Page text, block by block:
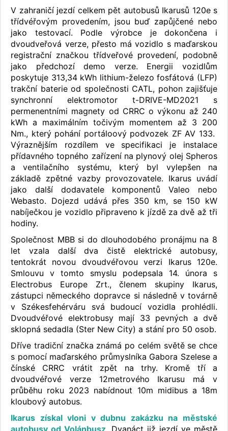
V zahraničí jezdí celkem pět autobusů Ikarusů 120e s
třídvéřovým provedením, jsou buď zapůjčené nebo
jako testovací. Podle výrobce je dokončena i
dvoudveřová verze, přesto má vozidlo s maďarskou
registrační značkou třídveřové provedení, podobně
jako předchozí demo verze. Energii vozidlům
poskytuje 313,34 kWh lithium-železo fosfátová (LFP)
trakční baterie od společnosti CATL, pohon zajišťuje
synchronní elektromotor t-DRIVE-MD2021 s
permenentními magnety od CRRC o výkonu až 240
kWh a maximálním točivým momentem až 3 200
Nm., který pohání portáloový podvozek ZF AV 133.
Výraznějším rozdílem ve specifikaci je instalace
přídavného topného zařízení na plynový olej Spheros
a ventilačního systému, který byl vylepšen na
základě zpětné vazby provozovatele. Ikarus uvádí
jako další dodavatele komponentů Valeo nebo
Webasto. Dojezd udává přes 350 km, se 150 kW
nabíječkou je vozidlo připraveno k jízdě za dvě až tři
hodiny.
Společnost MBB si do dlouhodobého pronájmu na 8
let vzala další dva čistě elektrické autobusy,
tentokrát novou dvoudvéřovou verzi Ikarus 120e.
Smlouvu v tomto smyslu podepsala 14. února s
Electrobus Europe Zrt., členem skupiny Ikarus,
zástupci německého dopravce si následně v továrně
v Székesfehérváru svá budoucí vozidla prohlédli.
Dvoudvéřové elektrobusy mají 33 pevných a dvě
sklopná sedadla (Ster New City) a stání pro 50 osob.
Dříve tradiční značka známá po celém světě se chce
s pomocí maďarského průmyslníka Gabora Szelese a
čínské CRRC vrátit zpět na trhy. Kromě tří a
dvoudvéřové verze 12metrového Ikarusu má v
průběhu roku 2023 nabídnout 10m midibus a 18m
kloubový autobus.
Ikarus získal vloni v dubnu zakázku na městské